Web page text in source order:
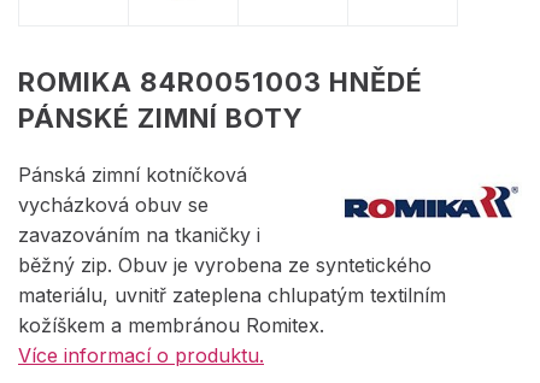
ROMIKA 84R0051003 HNĚDÉ
PÁNSKÉ ZIMNÍ BOTY
Pánská zimní kotníčková
vycházková obuv se
zavazováním na tkaničky i
běžný zip. Obuv je vyrobena ze syntetického
materiálu, uvnitř zateplena chlupatým textilním
kožíškem a membránou Romitex.
Více informací o produktu.